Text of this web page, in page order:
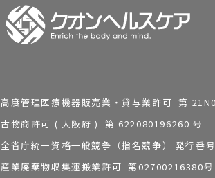
高度管理医療機器販売業・貸与業許可 第
古物商許可 ( 大阪府 ) 第 622080196260 号
全省庁統一資格一般競争（指名競争） 発行番
産業廃棄物収集運搬業許可 第02700216380号